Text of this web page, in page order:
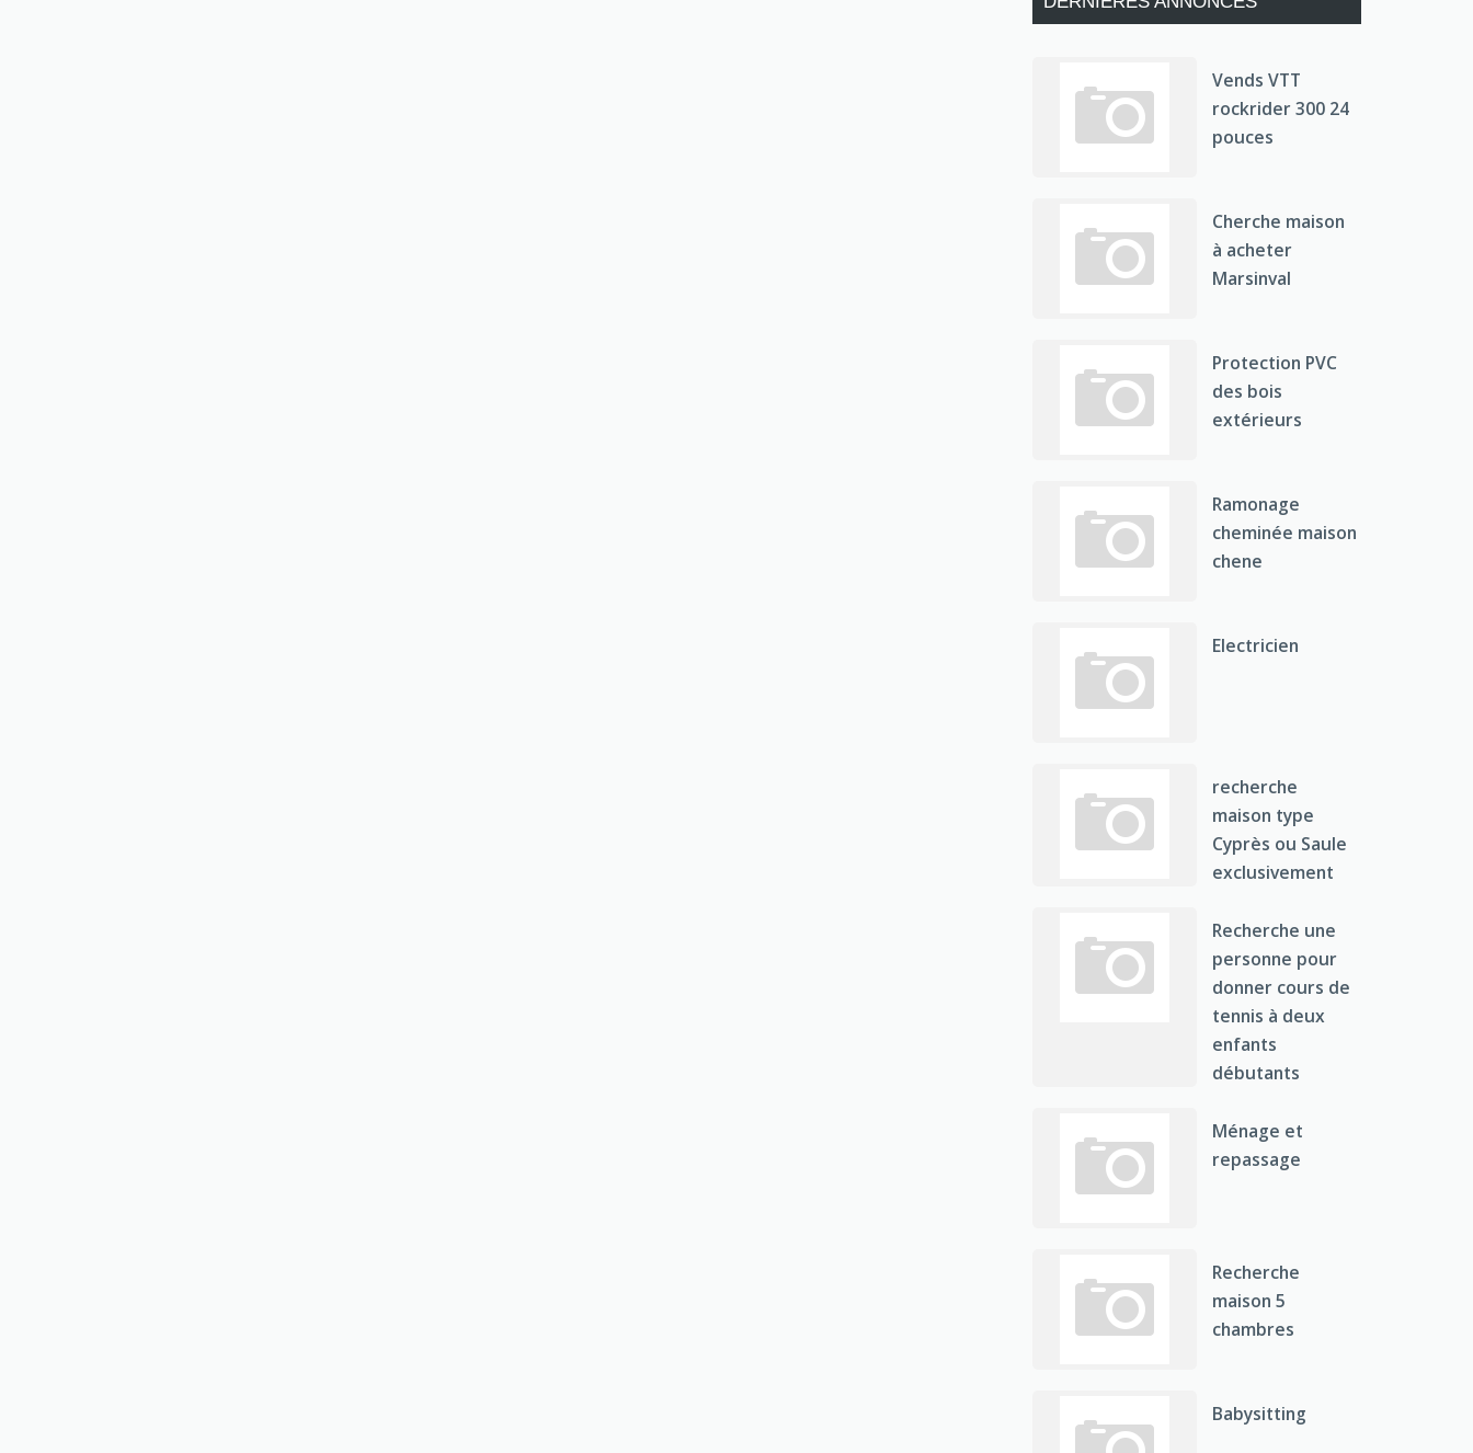
Vends VTT
rockrider 300 24
pouces
Cherche maison
à acheter
Marsinval
Protection PVC
des bois
extérieurs
Ramonage
cheminée maison
chene
Electricien
recherche
maison type
Cyprès ou Saule
exclusivement
Recherche une
personne pour
donner cours de
tennis à deux
enfants
débutants
Ménage et
repassage
Recherche
maison 5
chambres
Babysitting